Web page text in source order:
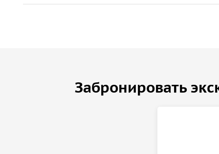
Мавзолей Ленина, а древние башни Кремля в
Забронировать